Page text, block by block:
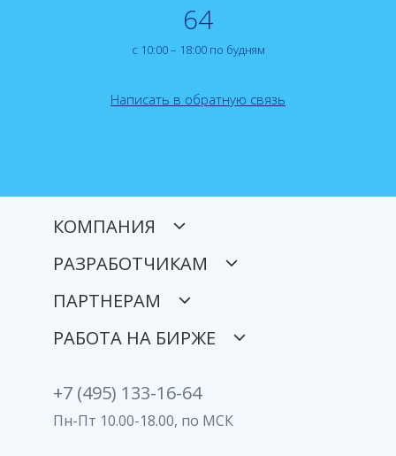
64
с 10:00 – 18:00 по будням
Написать в обратную связь
КОМПАНИЯ
РАЗРАБОТЧИКАМ
ПАРТНЕРАМ
РАБОТА НА БИРЖЕ
+7 (495) 133-16-64
Пн-Пт 10.00-18.00, по МСК